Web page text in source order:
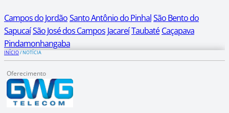
Campos do JordãoSanto Antônio do PinhalSão Bento do
SapucaíSão José dos Campos JacareíTaubaté Caçapava
Pindamonhangaba
INÍCIO/NOTÍCIA
Oferecimento